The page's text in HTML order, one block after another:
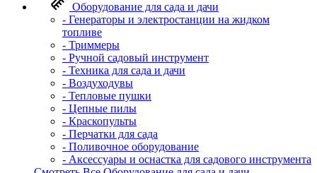
Оборудование для сада и дачи
- Генераторы и электростанции на жидком
топливе
- Триммеры
- Ручной садовый инструмент
- Техника для сада и дачи
- Воздуходувы
- Тепловые пушки
- Цепные пилы
- Краскопульты
- Перчатки для сада
- Поливочное оборудование
- Аксессуары и оснастка для садового инструмента